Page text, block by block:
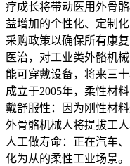
疗成长将带动医用外骨
益增加的个性化、定制
采购政策以确保所有康
医治，对工业类外骼机
能可穿戴设备，将来三
成立于2005年，柔性材
戴舒服性：因为刚性材
外骨骼机械人将提拔工
人工做寿命：正在汽车
化为从的柔性工业场景。